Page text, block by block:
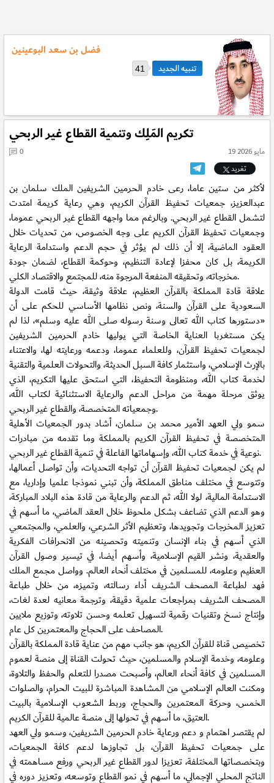
فضل بن سعد البوعينين
41
تكريم المَلِك وتنمية القطاع غير الربحي
19 مايو 2026
0
تغريد
لأكثر من ستين عاما، رعى خادم الحرمين الشريفين الملك سلمان بن
عبدالعزيز، جمعيات تحفيظ القرآن الكريم، وهي رعاية كريمة امتدت
لتشمل القطاع غير الربحي. وبالرغم مما واجهه القطاع غير الربحي عموما،
وجمعيات تحفيظ القرآن الكريم على وجه الخصوص، من تحديات خلال
العقود الماضية، إلا أن ذلك لم يؤثر في حجم الدعم واستدامة الرعاية
الكريمة، بل كان محفزا لإعادة التنظيم، وحوكمة القطاع، لضمان جودة
مخرجاته، وتحقيقه المنفعة المرجوة منه، للمجتمع والاقتصاد الكلي.
علاقة قادة المملكة بالقرآن العظيم، علاقة وثيقة، حيث قامت الدولة
السعودية على القرآن والسنة، ونص نظامها الأساسي للحكم على أن
«دستورها كتاب الله تعالى وسنة رسوله صلى الله عليه وسلم»، لذا لم
يكن مستغربا العناية الخاصة التي يوليها خادم الحرمين الشريفين
لجمعيات تحفيظ القرآن، وللعلماء عموما، ودعمه ورعايته لها، والاعتناء
بالإرث الإسلامي، واستثمار كافة السبل الحديثة، والتحولات العلمية والتقنية
لخدمة كتاب الله، ومنظومة التحفيظ، التي استحق عليها التكريم، الذي
يوثق مرحلة مهمة من مراحل الدعم والرعاية الاستثنائية لكتاب الله،
وجمعياته المتخصصة، والقطاع غير الربحي.
سمو ولي العهد الأمير محمد بن سلمان، أشاد بدور الجمعيات الأهلية
المتخصصة في تحفيظ القرآن الكريم بالمملكة وما تقدمه من مبادرات
نوعية في خدمة كتاب الله، وإسهاماتها الفاعلة في تنمية القطاع غير الربحي.
لم يكن لجمعيات تحفيظ القرآن أن تواجه التحديات، وأن تواصل أعمالها،
وتتوسع في مختلف مناطق المملكة، وأن تبني نموذجا علميا وإداريا، مع
الاستدامة المالية، لولا الله، ثم الدعم والرعاية من قادة هذه البلاد المباركة،
وهو الدعم الذي تضاعف بشكل ملحوظ خلال العقد الماضي، ما أسهم في
تعزيز المخرجات وتجويدها، وتعظيم الأثر الشرعي، والعلمي، والمجتمعي
الذي أسهم في بناء الإنسان وتنميته وتحصينه من الانحرافات الفكرية
والعقدية، ونشر القيم الإسلامية، وأسهم أيضا، في تيسير وصول القرآن
العظيم وعلومه، للمسلمين في مختلف أنحاء العالم. وواصل مجمع الملك
فهد لطباعة المصحف الشريف أداء رسالته، وتميزه، من خلال طباعة
المصحف الشريف بمراجعات علمية دقيقة، وترجمة معانيه لعدة لغات،
وإنتاج نسخ وتقنيات رقمية لتسهيل تعلمه وحسن تلاوته، وتوزيع ملايين
المصاحف على الحجاج والمعتمرين كل عام.
تخصيص قناة للقرآن الكريم، هو جانب مهم من عناية قادة المملكة بالقرآن
وعلومه، وخدمة الإسلام والمسلمين، حيث تحولت القناة إلى منصة لعموم
المسلمين في كافة أنحاء العالم، وأصبحت مصدرا للتعلم والحفظ والتلاوة،
ومكنت العالم الإسلامي من المشاهدة المباشرة للبيت الحرام، والصلوات
الخمس، وحركة المعتمرين والحجاج، وربط الشعوب الإسلامية بالبيت
العتيق، ما أسهم في تحولها إلى منصة عالمية للقرآن الكريم.
لم يقتصر اهتمام و دعم ورعاية خادم الحرمين الشريفين، وسمو ولي العهد
على جمعيات تحفيظ القرآن، بل تجاوزها لدعم كافة الجمعيات،
وبتخصصاتها المختلفة، تعزيزا لدور القطاع غير الربحي ورفع مساهمته في
الناتج المحلي الإجمالي، ما أسهم في نمو القطاع وتوسعه، وتعزيز دوره في